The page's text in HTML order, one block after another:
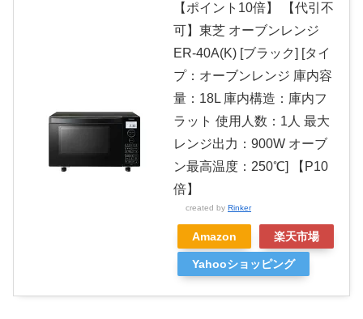
【ポイント10倍】 【代引不
可】東芝 オーブンレンジ
ER-40A(K) [ブラック] [タイ
プ：オーブンレンジ 庫内容
量：18L 庫内構造：庫内フ
ラット 使用人数：1人 最大
レンジ出力：900W オーブ
ン最高温度：250℃] 【P10
倍】
created by Rinker
Amazon 楽天市場
Yahooショッピング